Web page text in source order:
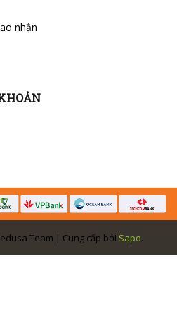
nhận
Team | Cung cấp bởi Sapo.